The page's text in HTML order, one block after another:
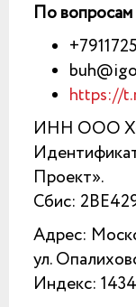
По
https://
ИНН ООО
Проект».
Сбис:
Адрес:
ул.
Индекс: